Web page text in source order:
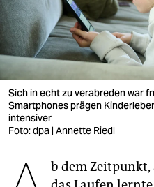
veranstaltungen
shop
fragen & hilfe
unterstützen
abo
epaper login
Sich in echt zu verabreden war
Smartphones prägen
intensiver
Foto: dpa | Annette Riedl
b dem Zeitpunkt,